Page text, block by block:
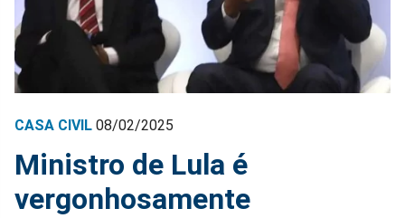
CASA CIVIL 08/02/2025
Ministro de Lula é
vergonhosamente